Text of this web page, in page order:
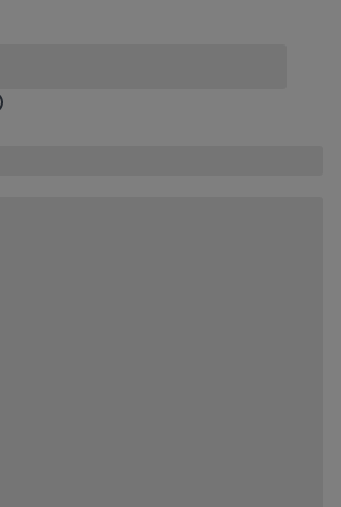
de pesquisa